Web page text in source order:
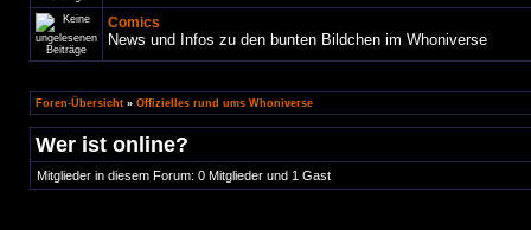
Comics
News und Infos zu den bunten Bildchen im Whoniverse
Foren-Übersicht » Offizielles rund ums Whoniverse
Wer ist online?
Mitglieder in diesem Forum: 0 Mitglieder und 1 Gast